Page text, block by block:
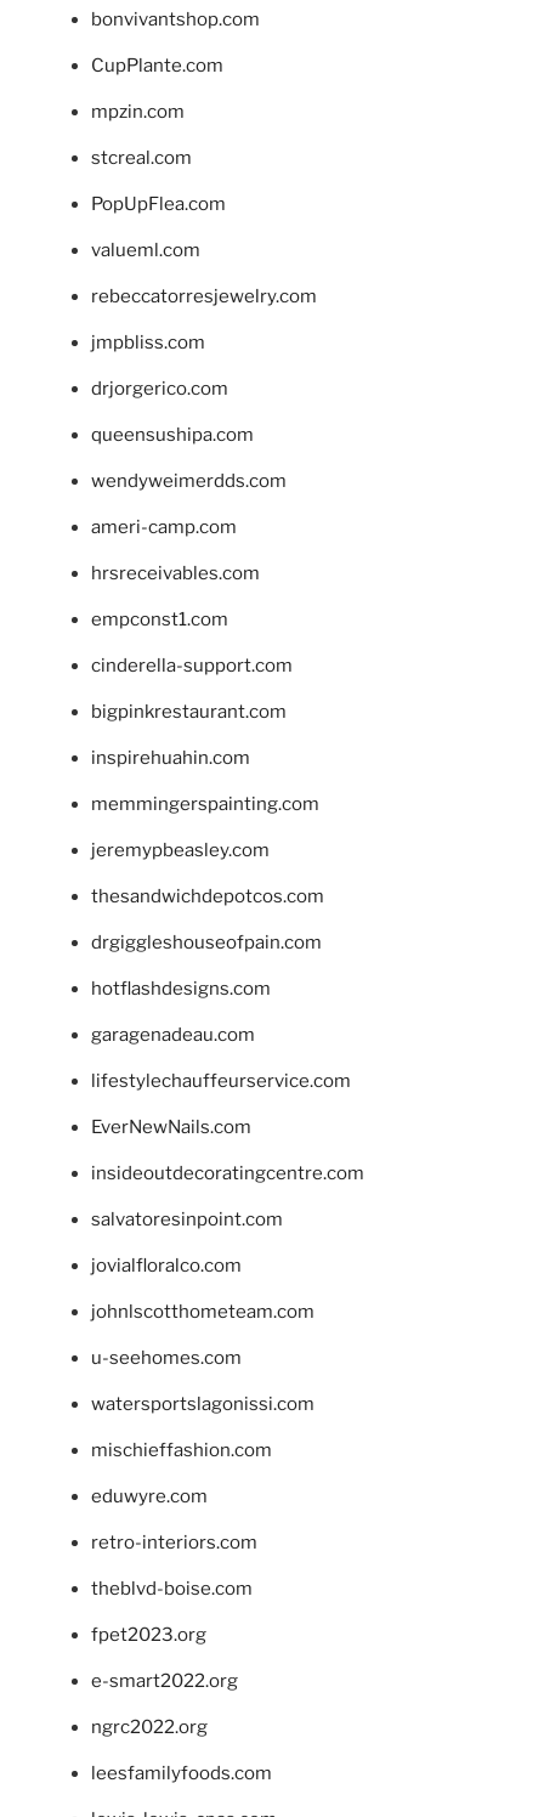
bonvivantshop.com
CupPlante.com
mpzin.com
stcreal.com
PopUpFlea.com
valueml.com
rebeccatorresjewelry.com
jmpbliss.com
drjorgerico.com
queensushipa.com
wendyweimerdds.com
ameri-camp.com
hrsreceivables.com
empconst1.com
cinderella-support.com
bigpinkrestaurant.com
inspirehuahin.com
memmingerspainting.com
jeremypbeasley.com
thesandwichdepotcos.com
drgiggleshouseofpain.com
hotflashdesigns.com
garagenadeau.com
lifestylechauffeurservice.com
EverNewNails.com
insideoutdecoratingcentre.com
salvatoresinpoint.com
jovialfloralco.com
johnlscotthometeam.com
u-seehomes.com
watersportslagonissi.com
mischieffashion.com
eduwyre.com
retro-interiors.com
theblvd-boise.com
fpet2023.org
e-smart2022.org
ngrc2022.org
leesfamilyfoods.com